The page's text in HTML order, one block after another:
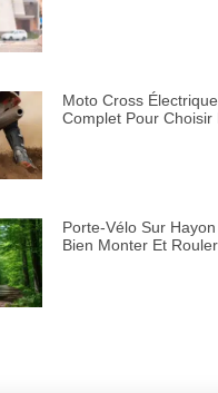
Moto Cross
Complet Pour Choisir
Porte-Vélo Sur
Bien Monter Et